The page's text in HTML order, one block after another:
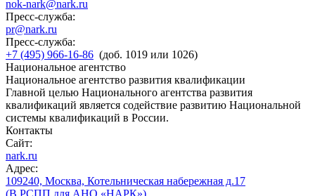
nok-nark@nark.ru
Пресс-служба:
pr@nark.ru
Пресс-служба:
+7 (495) 966-16-86 (доб. 1019 или 1026)
Национальное агентство
Национальное агентство развития квалификации
Главной целью Национального агентства развития
квалификаций является содействие развитию Национальной
системы квалификаций в России.
Контакты
Сайт:
nark.ru
Адрес:
109240, Москва, Котельническая набережная д.17
(В РСПП для АНО «НАРК»)